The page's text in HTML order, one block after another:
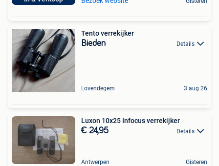
Tento verrekijker
Bieden Details
Lovendegem 3 aug 26
Luxon 10x25 Infocus verrekijker
€ 24,95 Details
Antwerpen Gisteren